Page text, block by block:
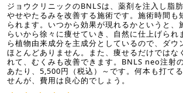
ジョウクリニックのBNLSは、薬剤を注入し脂
やせやたるみを改善する施術です。施術時間も
られます。いつから効果が現れるかというと、
らいから徐々に痩せていき、自然に仕上げられ
ら植物由来成分を主成分としているので、ダウ
ほとんどありません。また、痩せるだけではな
れて、むくみも改善できます。BNLS neo注射
あたり、5,500円（税込）～です。何本も打て
せんが、費用は良心的でしょう。